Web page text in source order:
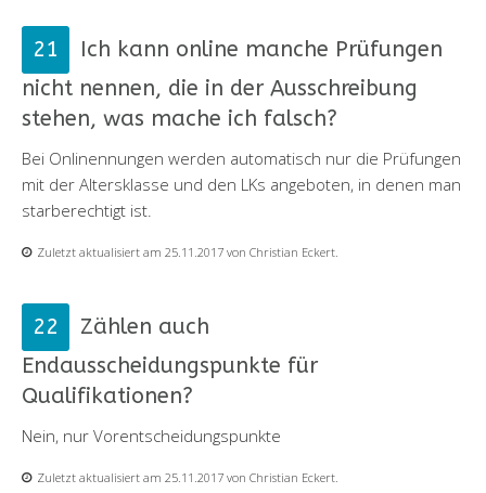
Ich kann online manche Prüfungen
nicht nennen, die in der Ausschreibung
stehen, was mache ich falsch?
Bei Onlinennungen werden automatisch nur die Prüfungen
mit der Altersklasse und den LKs angeboten, in denen man
starberechtigt ist.
Zuletzt aktualisiert am 25.11.2017 von Christian Eckert.
Zählen auch
Endausscheidungspunkte für
Qualifikationen?
Nein, nur Vorentscheidungspunkte
Zuletzt aktualisiert am 25.11.2017 von Christian Eckert.